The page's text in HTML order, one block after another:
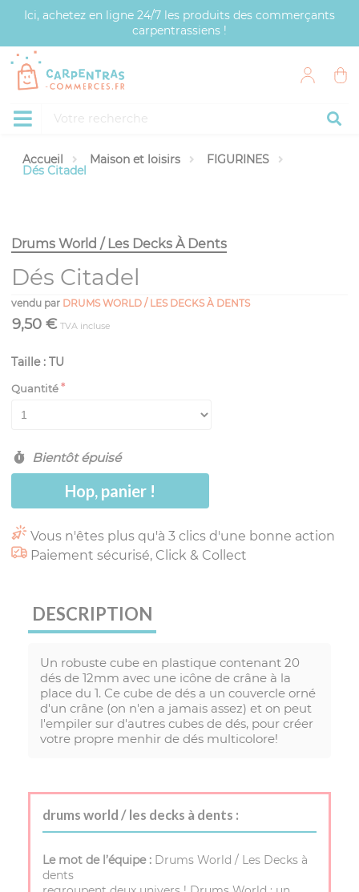
Ici, achetez en ligne 24/7 les produits des commerçants
carpentrassiens !
Accueil Maison et loisirs FIGURINES
Dés Citadel
Drums World / Les Decks À Dents
Dés Citadel
vendu par DRUMS WORLD / LES DECKS À DENTS
9,50 € TVA incluse
Taille : TU
Quantité
Bientôt épuisé
Hop, panier !
Vous n'êtes plus qu'à 3 clics d'une bonne action
Paiement sécurisé, Click & Collect
DESCRIPTION
Un robuste cube en plastique contenant 20
dés de 12mm avec une icône de crâne à la
place du 1. Ce cube de dés a un couvercle orné
d'un crâne (on n'en a jamais assez) et on peut
l'empiler sur d'autres cubes de dés, pour créer
votre propre menhir de dés multicolore!
drums world / les decks à dents :
Le mot de l’équipe : Drums World / Les Decks à
dents
Panneau de gestion des cookies